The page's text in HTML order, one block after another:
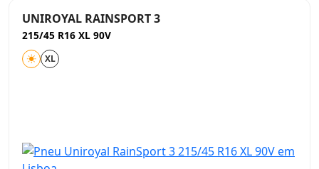
UNIROYAL RAINSPORT 3
215/45 R16 XL 90V
XL